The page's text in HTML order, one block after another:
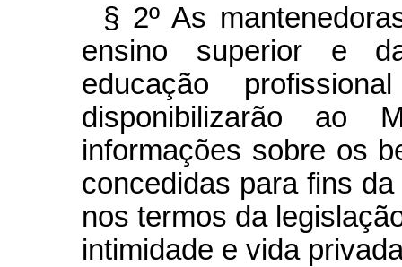
§ 2º As
ensino superior e
educação
disponibilizarão ao
informações sobre os
concedidas para fins
nos termos da
intimidade e vida